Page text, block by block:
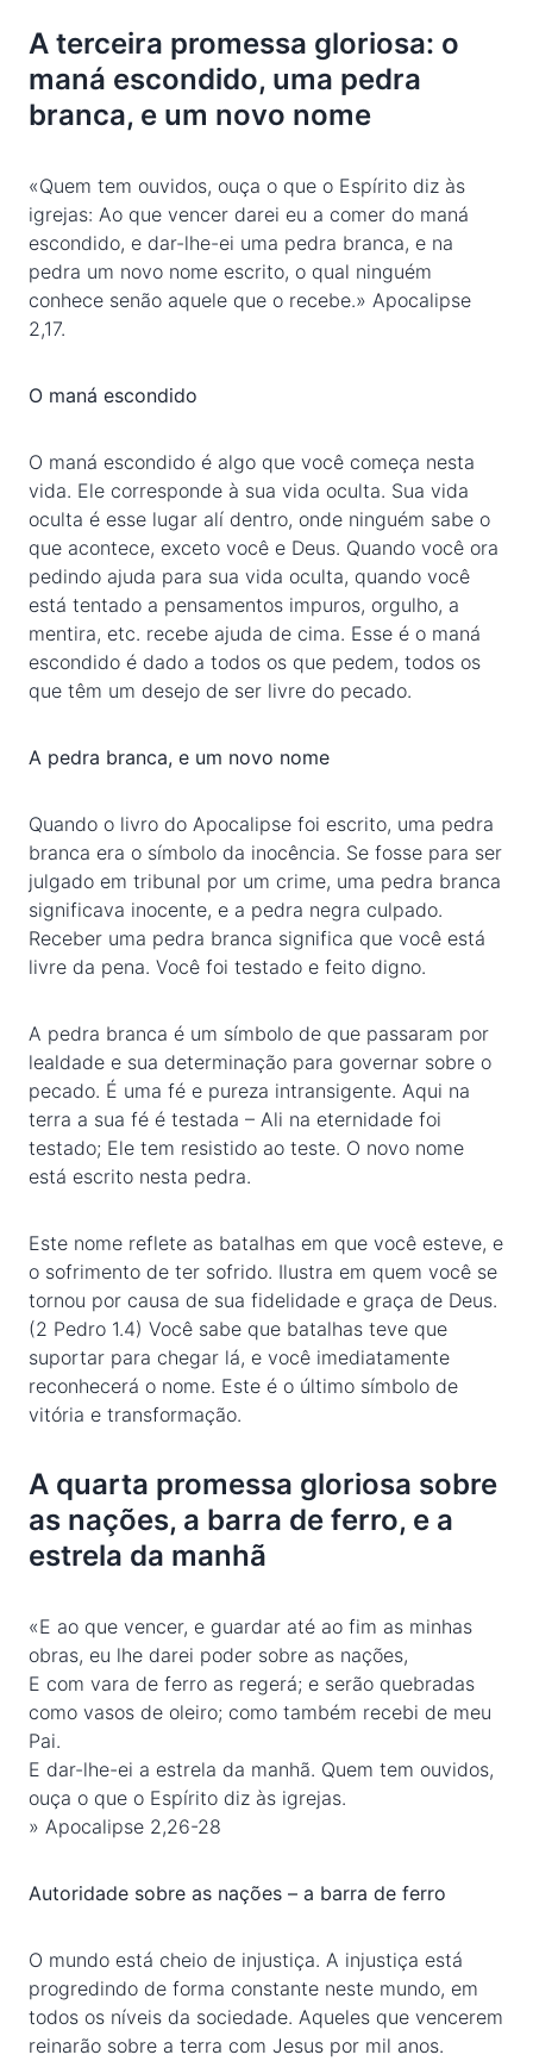
A terceira promessa gloriosa: o
maná escondido, uma pedra
branca, e um novo nome
«Quem tem ouvidos, ouça o que o Espírito diz às
igrejas: Ao que vencer darei eu a comer do maná
escondido, e dar-lhe-ei uma pedra branca, e na
pedra um novo nome escrito, o qual ninguém
conhece senão aquele que o recebe.» Apocalipse
2,17.
O maná escondido
O maná escondido é algo que você começa nesta
vida. Ele corresponde à sua vida oculta. Sua vida
oculta é esse lugar alí dentro, onde ninguém sabe o
que acontece, exceto você e Deus. Quando você ora
pedindo ajuda para sua vida oculta, quando você
está tentado a pensamentos impuros, orgulho, a
mentira, etc. recebe ajuda de cima. Esse é o maná
escondido é dado a todos os que pedem, todos os
que têm um desejo de ser livre do pecado.
A pedra branca, e um novo nome
Quando o livro do Apocalipse foi escrito, uma pedra
branca era o símbolo da inocência. Se fosse para ser
julgado em tribunal por um crime, uma pedra branca
significava inocente, e a pedra negra culpado.
Receber uma pedra branca significa que você está
livre da pena. Você foi testado e feito digno.
A pedra branca é um símbolo de que passaram por
lealdade e sua determinação para governar sobre o
pecado. É uma fé e pureza intransigente. Aqui na
terra a sua fé é testada – Ali na eternidade foi
testado; Ele tem resistido ao teste. O novo nome
está escrito nesta pedra.
Este nome reflete as batalhas em que você esteve, e
o sofrimento de ter sofrido. Ilustra em quem você se
tornou por causa de sua fidelidade e graça de Deus.
(2 Pedro 1.4) Você sabe que batalhas teve que
suportar para chegar lá, e você imediatamente
reconhecerá o nome. Este é o último símbolo de
vitória e transformação.
A quarta promessa gloriosa sobre
as nações, a barra de ferro, e a
estrela da manhã
«E ao que vencer, e guardar até ao fim as minhas
obras, eu lhe darei poder sobre as nações,
E com vara de ferro as regerá; e serão quebradas
como vasos de oleiro; como também recebi de meu
Pai.
E dar-lhe-ei a estrela da manhã. Quem tem ouvidos,
ouça o que o Espírito diz às igrejas.
» Apocalipse 2,26-28
Autoridade sobre as nações – a barra de ferro
O mundo está cheio de injustiça. A injustiça está
progredindo de forma constante neste mundo, em
todos os níveis da sociedade. Aqueles que vencerem
reinarão sobre a terra com Jesus por mil anos.